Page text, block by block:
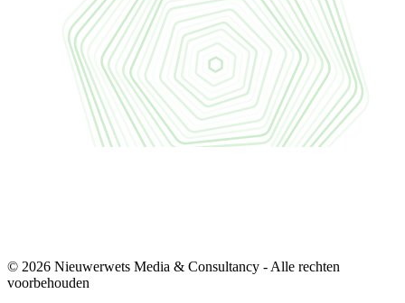
© 2026 Nieuwerwets Media & Consultancy - Alle rechten
voorbehouden